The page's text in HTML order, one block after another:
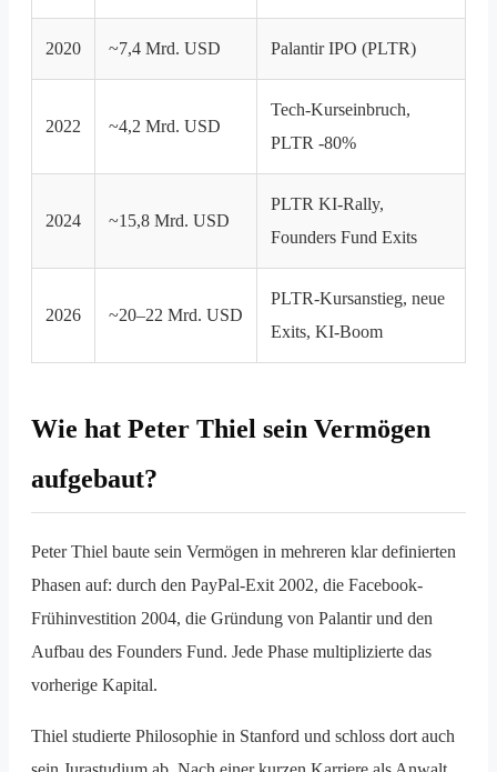
2020 ~7,4 Mrd. USD Palantir IPO (PLTR)
2022 ~4,2 Mrd. USD
Tech-Kurseinbruch,
PLTR -80%
2024 ~15,8 Mrd. USD
PLTR KI-Rally,
Founders Fund Exits
2026 ~20–22 Mrd. USD
PLTR-Kursanstieg, neue
Exits, KI-Boom
Wie hat Peter Thiel sein Vermögen
aufgebaut?
Peter Thiel baute sein Vermögen in mehreren klar definierten
Phasen auf: durch den PayPal-Exit 2002, die Facebook-
Frühinvestition 2004, die Gründung von Palantir und den
Aufbau des Founders Fund. Jede Phase multiplizierte das
vorherige Kapital.
Thiel studierte Philosophie in Stanford und schloss dort auch